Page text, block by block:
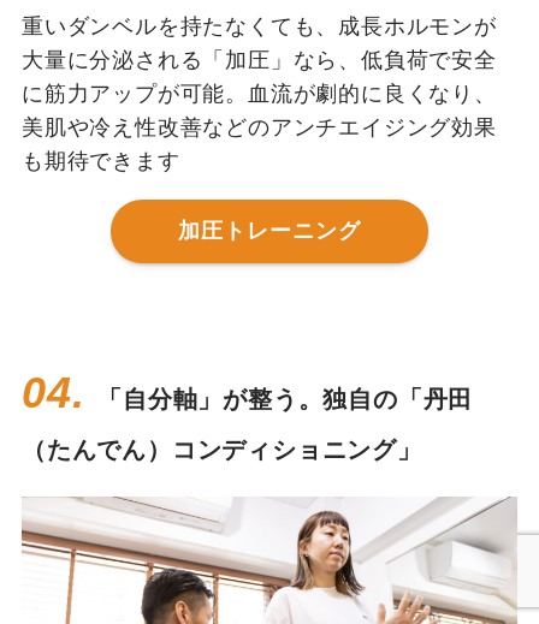
重いダンベルを持たなくても、成長ホルモンが
大量に分泌される「加圧」なら、低負荷で安全
に筋力アップが可能。血流が劇的に良くなり、
美肌や冷え性改善などのアンチエイジング効果
も期待できます
加圧トレーニング
04.
「自分軸」が整う。独自の「丹田
（たんでん）コンディショニング」